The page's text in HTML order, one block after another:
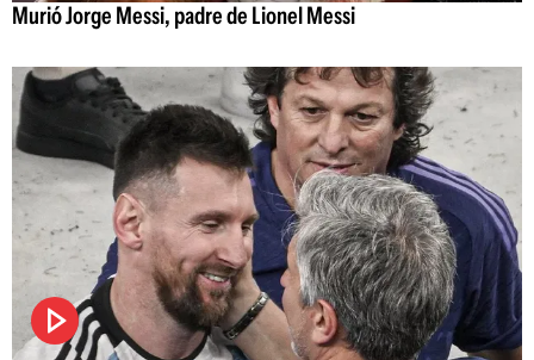
Murió Jorge Messi, padre de Lionel Messi